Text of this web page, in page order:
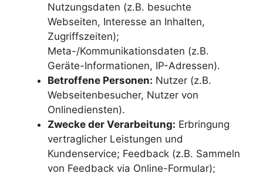
Nutzungsdaten (z.B. besuchte
Webseiten, Interesse an Inhalten,
Zugriffszeiten);
Meta-/Kommunikationsdaten (z.B.
Geräte-Informationen, IP-Adressen).
Betroffene Personen: Nutzer (z.B.
Webseitenbesucher, Nutzer von
Onlinediensten).
Zwecke der Verarbeitung: Erbringung
vertraglicher Leistungen und
Kundenservice; Feedback (z.B. Sammeln
von Feedback via Online-Formular);